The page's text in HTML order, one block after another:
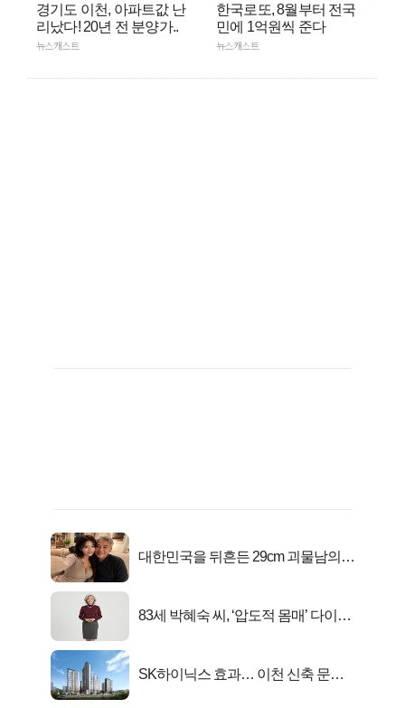
경기도 이천, 아파트값 난
리났다! 20년 전 분양가..
뉴스캐스트
한국로또, 8월부터 전국
민에 1억원씩 준다
뉴스캐스트
대한민국을 뒤흔든 29cm 괴물남의
83세 박혜숙 씨, ‘압도적 몸매’ 다이어
SK하이닉스 효과… 이천 신축 문의